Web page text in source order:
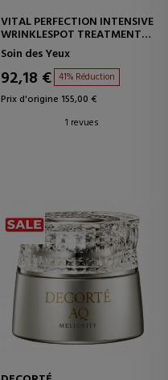
VITAL PERFECTION INTENSIVE
WRINKLESPOT TREATMENT
TRAITEMENT INTENSIF POUR
LES RIDES ET LES TACHES
Soin des Yeux
92,18 € 41% Réduction
Prix d'origine 155,00 €
1 revues